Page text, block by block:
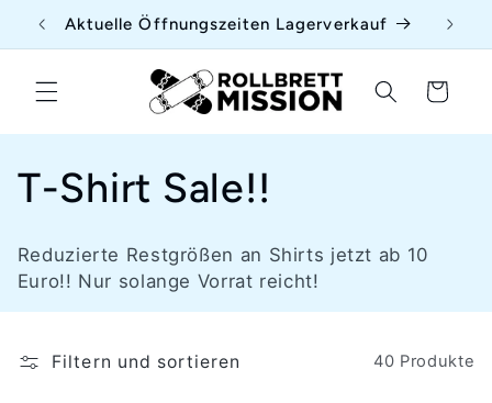
zum
Inhalt
Aktuelle Öffnungszeiten Lagerverkauf
Warenkorb
K
a
t
T-Shirt Sale!!
Reduzierte Restgrößen an Shirts jetzt ab 10
Euro!! Nur solange Vorrat reicht!
Filtern und sortieren 40 Produkte